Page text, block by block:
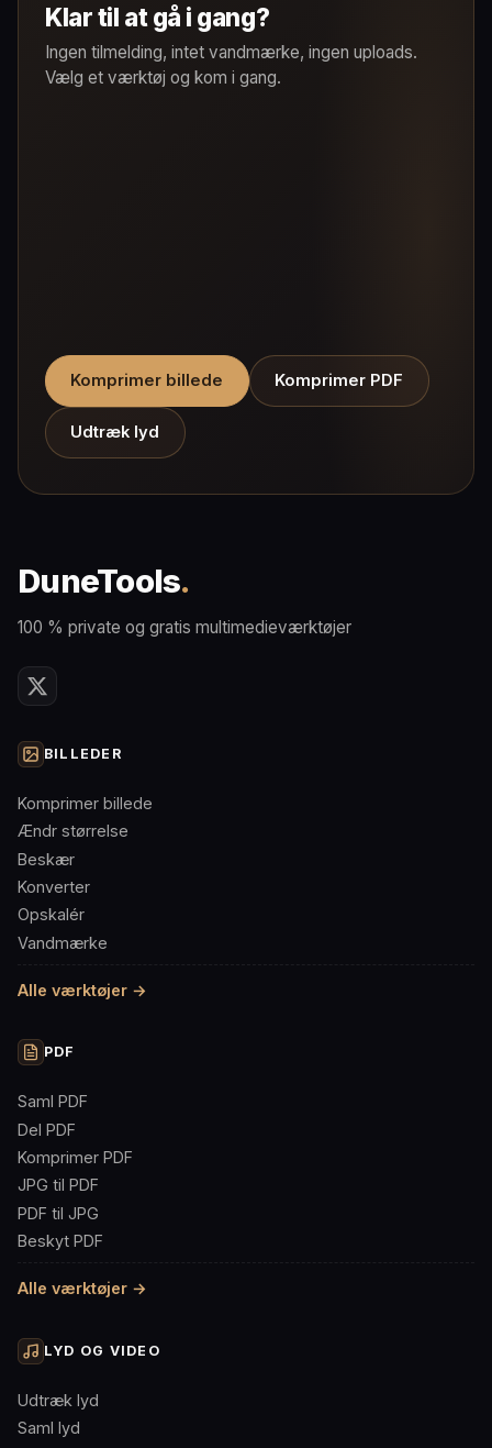
Klar til at gå i gang?
Ingen tilmelding, intet vandmærke, ingen uploads.
Vælg et værktøj og kom i gang.
Komprimer billede Komprimer PDF
Udtræk lyd
DuneTools.
100 % private og gratis multimedieværktøjer
BILLEDER
Komprimer billede
Ændr størrelse
Beskær
Konverter
Opskalér
Vandmærke
Alle værktøjer →
PDF
Saml PDF
Del PDF
Komprimer PDF
JPG til PDF
PDF til JPG
Beskyt PDF
Alle værktøjer →
LYD OG VIDEO
Udtræk lyd
Saml lyd